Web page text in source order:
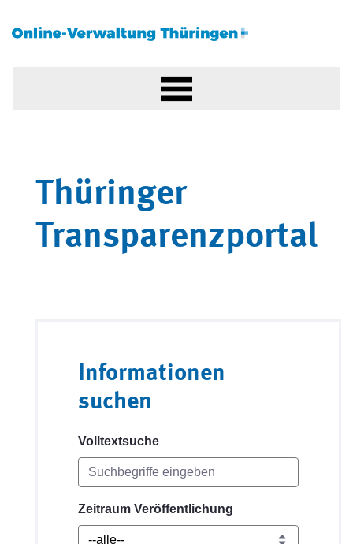
Thüringer
Transparenzportal
Informationen
suchen
Volltextsuche
Zeitraum Veröffentlichung